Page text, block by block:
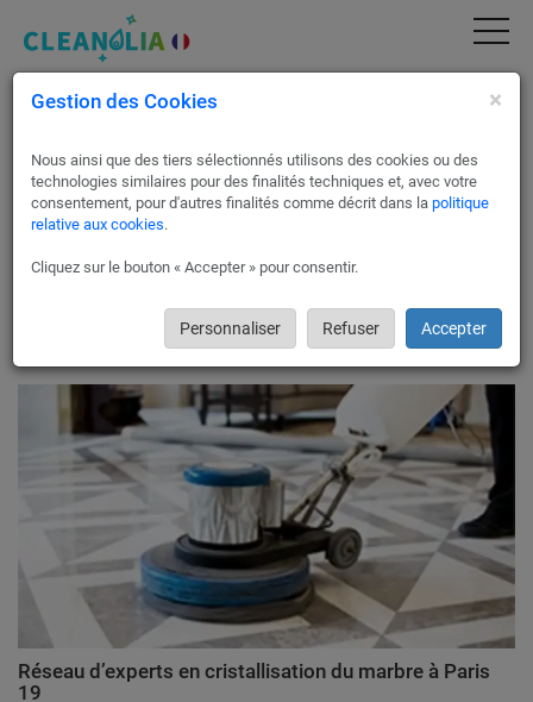
Réparation et polissage de marbre à Paris 19
La cristallisation du marbre aide à maintenir sa brillance
d'origine tout en le renforçant et en durcir ses pores naturels.
Grâce à des procédés spécialisés effectués par des
et simple à entretenir.
estimations gratuites pour vos besoins en nettoyage et
polissage du marbresans tracas ni aucune obligation.
Réseau d’experts en cristallisation du marbre à Paris
19
Gestion des Cookies ×
Nous ainsi que des tiers sélectionnés utilisons des cookies ou des
technologies similaires pour des finalités techniques et, avec votre
consentement, pour d'autres finalités comme décrit dans la politique
relative aux cookies.
Cliquez sur le bouton « Accepter » pour consentir.
Personnaliser Refuser Accepter